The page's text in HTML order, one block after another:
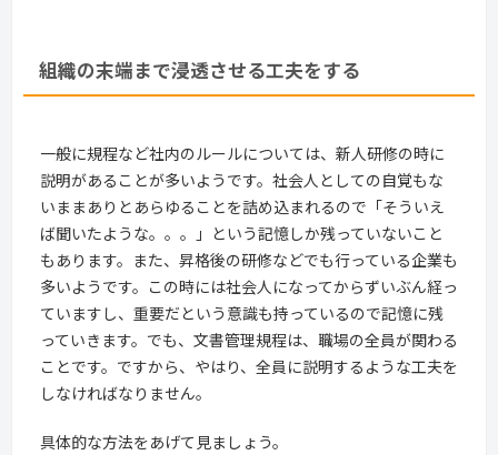
組織の末端まで浸透させる工夫をする
一般に規程など社内のルールについては、新人研修の時に
説明があることが多いようです。社会人としての自覚もな
いままありとあらゆることを詰め込まれるので「そういえ
ば聞いたような。。。」という記憶しか残っていないこと
もあります。また、昇格後の研修などでも行っている企業も
多いようです。この時には社会人になってからずいぶん経っ
ていますし、重要だという意識も持っているので記憶に残
っていきます。でも、文書管理規程は、職場の全員が関わる
ことです。ですから、やはり、全員に説明するような工夫を
しなければなりません。
具体的な方法をあげて見ましょう。